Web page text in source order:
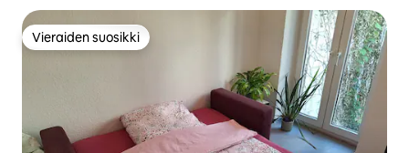
Vieraiden suosikki
Vieraiden suosikki